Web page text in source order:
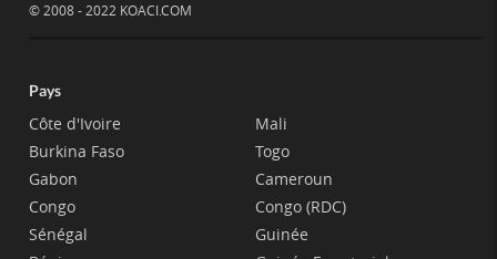
© 2008 - 2022 KOACI.COM
Pays
Côte d'Ivoire
Burkina Faso
Gabon
Congo
Sénégal
Mali
Togo
Cameroun
Congo (RDC)
Guinée